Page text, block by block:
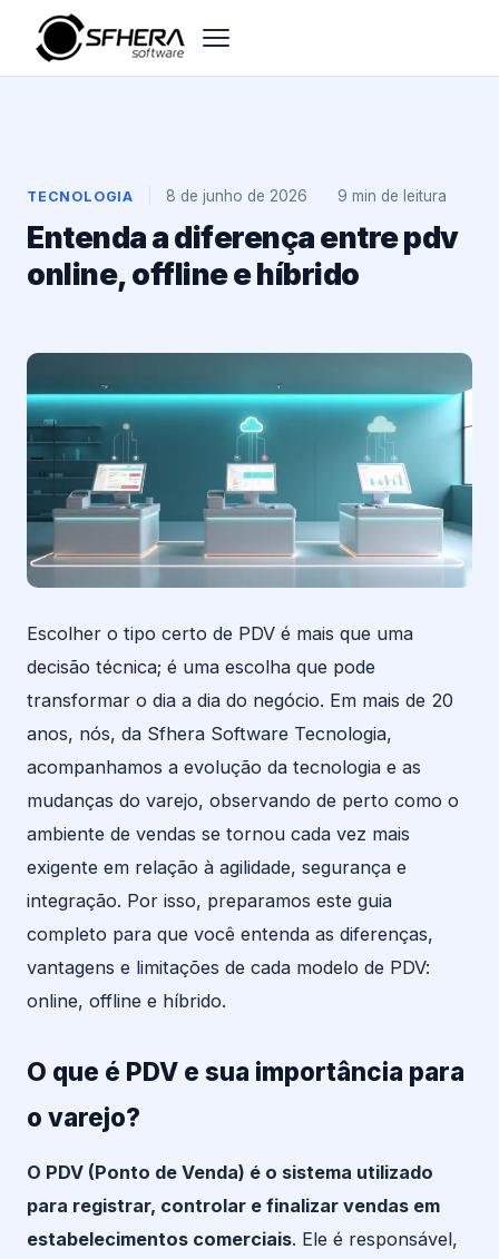
TECNOLOGIA 8 de junho de 2026 9 min de leitura
Entenda a diferença entre pdv
online, offline e híbrido
Escolher o tipo certo de PDV é mais que uma
decisão técnica; é uma escolha que pode
transformar o dia a dia do negócio. Em mais de 20
anos, nós, da Sfhera Software Tecnologia,
acompanhamos a evolução da tecnologia e as
mudanças do varejo, observando de perto como o
ambiente de vendas se tornou cada vez mais
exigente em relação à agilidade, segurança e
integração. Por isso, preparamos este guia
completo para que você entenda as diferenças,
vantagens e limitações de cada modelo de PDV:
online, offline e híbrido.
O que é PDV e sua importância para
o varejo?
O PDV (Ponto de Venda) é o sistema utilizado
para registrar, controlar e finalizar vendas em
estabelecimentos comerciais. Ele é responsável,